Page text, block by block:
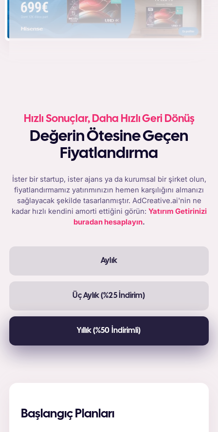
Hızlı Sonuçlar, Daha Hızlı Geri Dönüş
Değerin Ötesine Geçen
Fiyatlandırma
İster bir startup, ister ajans ya da kurumsal bir şirket olun,
fiyatlandırmamız yatırımınızın hemen karşılığını almanızı
sağlayacak şekilde tasarlanmıştır. AdCreative.ai'nin ne
kadar hızlı kendini amorti ettiğini görün: Yatırım Getirinizi
buradan hesaplayın.
Aylık
Üç Aylık (%25 İndirim)
Yıllık (%50 İndirimli)
Başlangıç Planları